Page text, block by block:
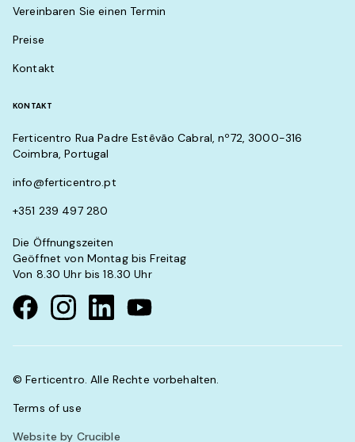
Vereinbaren Sie einen Termin
Preise
Kontakt
KONTAKT
Ferticentro Rua Padre Estêvão Cabral, nº72, 3000-316
Coimbra, Portugal
info@ferticentro.pt
+351 239 497 280
Die Öffnungszeiten
Geöffnet von Montag bis Freitag
Von 8.30 Uhr bis 18.30 Uhr
Visit our Facebook page
Visit our instagram page
Visit our linkedin page
Visit our youtube page
© Ferticentro. Alle Rechte vorbehalten.
Terms of use
Website by Crucible